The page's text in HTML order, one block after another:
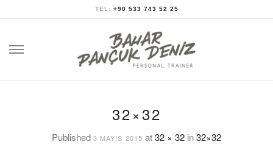
TEL: +90 533 743 52 25
32×32
Published 3 MAYIS 2015 at32 × 32 in32×32